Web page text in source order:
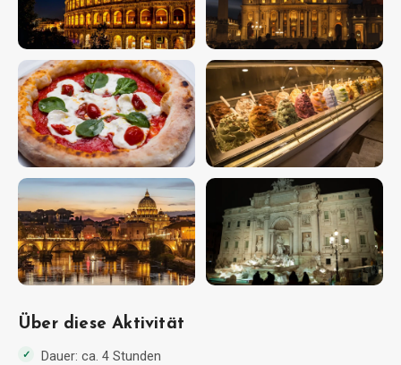
Über diese Aktivität
Dauer: ca. 4 Stunden